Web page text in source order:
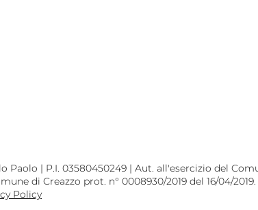
| P.I. 03580450249 | Aut. all'esercizio del
di Creazzo prot. n° 0008930/2019 del 16/04/2019.
Policy